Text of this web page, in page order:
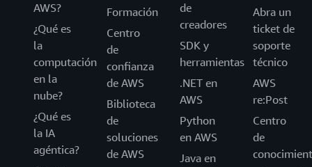
AWS?
¿Qué es
la
computación
en la
nube?
¿Qué es
la IA
agéntica?
Formación
Centro
de
confianza
de AWS
Biblioteca
de
soluciones
de AWS
de
creadores
SDK y
herramientas
.NET en
AWS
Python
en AWS
Java en
Abra un
ticket de
soporte
técnico
AWS
re:Post
Centro
de